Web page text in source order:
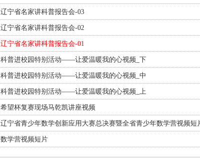
辽宁省名家讲科普报告会-03
辽宁省名家讲科普报告会-02
辽宁省名家讲科普报告会-01
科普进校园特别活动——让爱温暖我的心视频_下
科普进校园特别活动——让爱温暖我的心视频_中
科普进校园特别活动——让爱温暖我的心视频_上
希望杯复赛现场马乾凯讲座视频
辽宁省青少年数学创新应用大赛总决赛暨全省青少年数学营视频短
数学营视频短片